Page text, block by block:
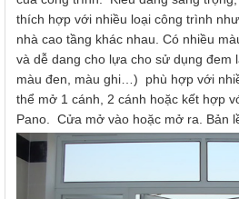
thích hợp với nhiều loại công trình
nhà cao tầng khác nhau. Có nhiều
và dễ dang cho lựa cho sử dụng đem
màu đen, màu ghi…) phù hợp với
thể mở 1 cánh, 2 cánh hoặc kết hợp
Pano. Cửa mở vào hoặc mở ra. Bản